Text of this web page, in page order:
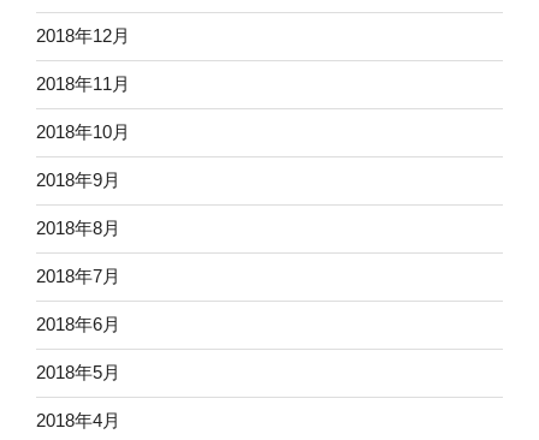
2018年12月
2018年11月
2018年10月
2018年9月
2018年8月
2018年7月
2018年6月
2018年5月
2018年4月